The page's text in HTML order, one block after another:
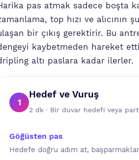
pas atmak sadece boşta
top hızı ve
bir çıkış gerektirir. Bu
kaybetmeden hareket
altı paslara kadar ilerler.
1
Hedef ve Vuruş
2 dk · Bir duvar hedefi veya
Göğüsten pas
Hedefe doğru adım at,